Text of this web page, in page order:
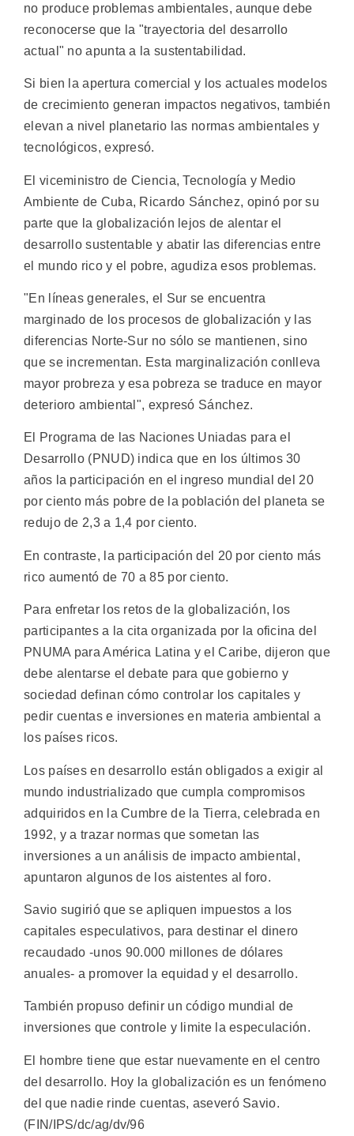
no produce problemas ambientales, aunque debe
reconocerse que la "trayectoria del desarrollo
actual" no apunta a la sustentabilidad.
Si bien la apertura comercial y los actuales modelos
de crecimiento generan impactos negativos, también
elevan a nivel planetario las normas ambientales y
tecnológicos, expresó.
El viceministro de Ciencia, Tecnología y Medio
Ambiente de Cuba, Ricardo Sánchez, opinó por su
parte que la globalización lejos de alentar el
desarrollo sustentable y abatir las diferencias entre
el mundo rico y el pobre, agudiza esos problemas.
"En líneas generales, el Sur se encuentra
marginado de los procesos de globalización y las
diferencias Norte-Sur no sólo se mantienen, sino
que se incrementan. Esta marginalización conlleva
mayor probreza y esa pobreza se traduce en mayor
deterioro ambiental", expresó Sánchez.
El Programa de las Naciones Uniadas para el
Desarrollo (PNUD) indica que en los últimos 30
años la participación en el ingreso mundial del 20
por ciento más pobre de la población del planeta se
redujo de 2,3 a 1,4 por ciento.
En contraste, la participación del 20 por ciento más
rico aumentó de 70 a 85 por ciento.
Para enfretar los retos de la globalización, los
participantes a la cita organizada por la oficina del
PNUMA para América Latina y el Caribe, dijeron que
debe alentarse el debate para que gobierno y
sociedad definan cómo controlar los capitales y
pedir cuentas e inversiones en materia ambiental a
los países ricos.
Los países en desarrollo están obligados a exigir al
mundo industrializado que cumpla compromisos
adquiridos en la Cumbre de la Tierra, celebrada en
1992, y a trazar normas que sometan las
inversiones a un análisis de impacto ambiental,
apuntaron algunos de los aistentes al foro.
Savio sugirió que se apliquen impuestos a los
capitales especulativos, para destinar el dinero
recaudado -unos 90.000 millones de dólares
anuales- a promover la equidad y el desarrollo.
También propuso definir un código mundial de
inversiones que controle y limite la especulación.
El hombre tiene que estar nuevamente en el centro
del desarrollo. Hoy la globalización es un fenómeno
del que nadie rinde cuentas, aseveró Savio.
(FIN/IPS/dc/ag/dv/96